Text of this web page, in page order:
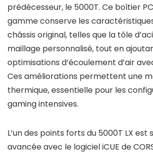
prédécesseur, le 5000T. Ce boîtier
gamme conserve les
châssis original, telles que la tôle
maillage personnalisé, tout en
optimisations d’écoulement d’air
Ces améliorations permettent une
thermique, essentielle pour les
gaming intensives.
L’un des points forts du 5000T LX
avancée avec le logiciel iCUE de